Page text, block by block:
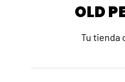
OLD
Tu tienda